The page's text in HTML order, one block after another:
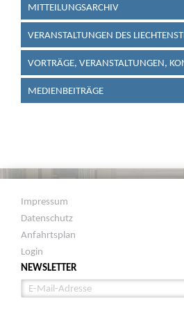
MITTEILUNGSARCHIV
VERANSTALTUNGEN DES
VORTRÄGE, VERANSTALTUNGEN,
MEDIENBEITRÄGE
Impressum
Datenschutz
Anfahrtsplan
Login
NEWSLETTER